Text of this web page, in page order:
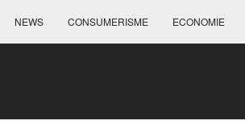
NEWS CONSUMERISME ECONOMIE